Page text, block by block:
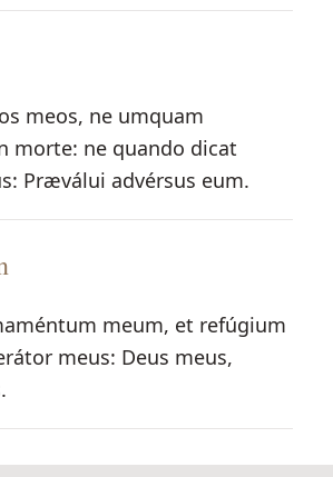
meos, ne umquam
morte: ne quando dicat
Præválui advérsus eum.
meum, et refúgium
meus: Deus meus,